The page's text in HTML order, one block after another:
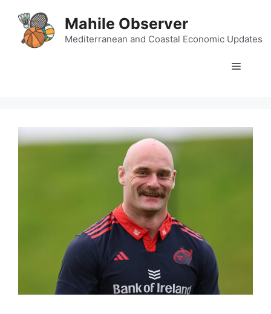
content
Mahile Observer
Mediterranean and Coastal Economic Updates
Menu